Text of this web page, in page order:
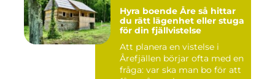
Hyra boende Åre så hittar
du rätt lägenhet eller stuga
för din fjällvistelse
Att planera en vistelse i
Årefjällen börjar ofta med en
fråga: var ska man bo för att